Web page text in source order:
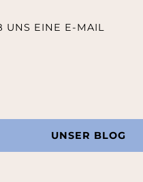
UNS EINE E-MAIL
UNSER BLOG